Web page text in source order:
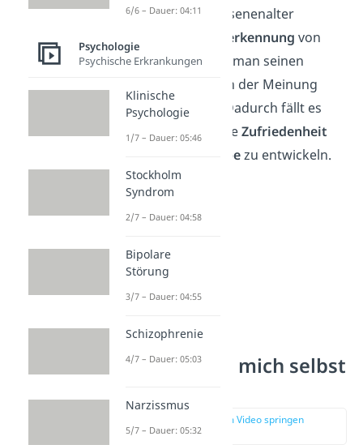
sucht oft im Erwachsenenalter
Anerkennung von
außen. Dabei macht man seinen
stark von der Meinung
andererabhängig
. Dadurch fällt es
einem schwer, innereZufriedenheit
Selbstliebezu entwickeln.
Wie lerne ich, mich selbst
zur Stelle im Video springen
(02:11)
6/6 – Dauer: 04:11
Psychologie
Psychische Erkrankungen
Klinische
Psychologie
1/7 – Dauer: 05:46
Stockholm
Syndrom
2/7 – Dauer: 04:58
Bipolare
Störung
3/7 – Dauer: 04:55
Schizophrenie
4/7 – Dauer: 05:03
Narzissmus
5/7 – Dauer: 05:32